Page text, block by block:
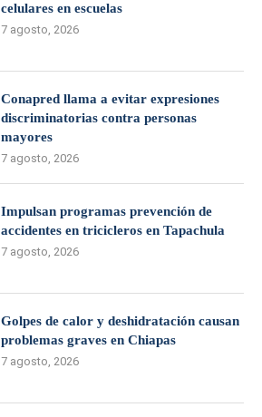
celulares en escuelas
7 agosto, 2026
Conapred llama a evitar expresiones
discriminatorias contra personas
mayores
7 agosto, 2026
Impulsan programas prevención de
accidentes en tricicleros en Tapachula
7 agosto, 2026
Golpes de calor y deshidratación causan
problemas graves en Chiapas
7 agosto, 2026